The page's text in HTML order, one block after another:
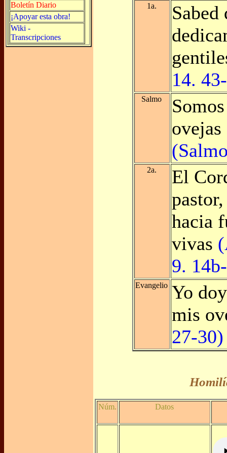
Boletín Diario
¡Apoyar esta obra!
Wiki -
Transcripciones
1a.
Sabed
14.
Salmo
ovejas
2a.
El
hacia
vivas
9.
Evangelio Yo
mis
27-30)
Núm. Datos